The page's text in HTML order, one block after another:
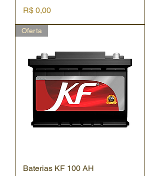
Preço
R$ 0,00
Oferta
Baterias KF 100 AH